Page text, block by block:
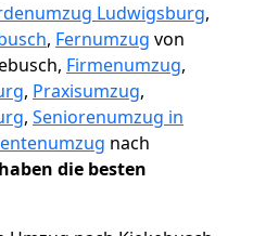
Ludwigsburg,
, Fernumzug von
Firmenumzug,
, Praxisumzug,
, Seniorenumzug in
nach
die besten